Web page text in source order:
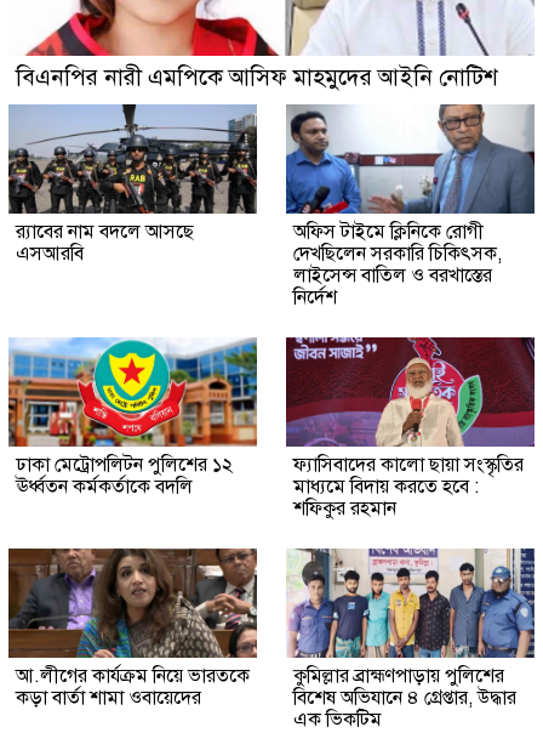
বিএনপির নারী এমপিকে আসিফ মাহমুদের আইনি নোটিশ
র‍্যাবের নাম বদলে আসছে
এসআরবি
অফিস টাইমে ক্লিনিকে রোগী
দেখছিলেন সরকারি চিকিৎসক,
লাইসেন্স বাতিল ও বরখাস্তের
নির্দেশ
ঢাকা মেট্রোপলিটন পুলিশের ১২
ঊর্ধ্বতন কর্মকর্তাকে বদলি
ফ্যাসিবাদের কালো ছায়া সংস্কৃতির
মাধ্যমে বিদায় করতে হবে :
শফিকুর রহমান
আ.লীগের কার্যক্রম নিয়ে ভারতকে
কড়া বার্তা শামা ওবায়েদের
কুমিল্লার ব্রাহ্মণপাড়ায় পুলিশের
বিশেষ অভিযানে ৪ গ্রেপ্তার, উদ্ধার
এক ভিকটিম